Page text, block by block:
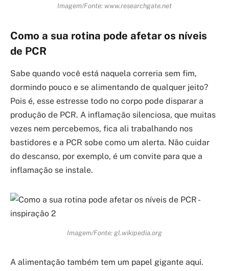
Imagem/Fonte: www.researchgate.net
Como a sua rotina pode afetar os níveis
de PCR
Sabe quando você está naquela correria sem fim,
dormindo pouco e se alimentando de qualquer jeito?
Pois é, esse estresse todo no corpo pode disparar a
produção de PCR. A inflamação silenciosa, que muitas
vezes nem percebemos, fica ali trabalhando nos
bastidores e a PCR sobe como um alerta. Não cuidar
do descanso, por exemplo, é um convite para que a
inflamação se instale.
Imagem/Fonte: gl.wikipedia.org
A alimentação também tem um papel gigante aqui.